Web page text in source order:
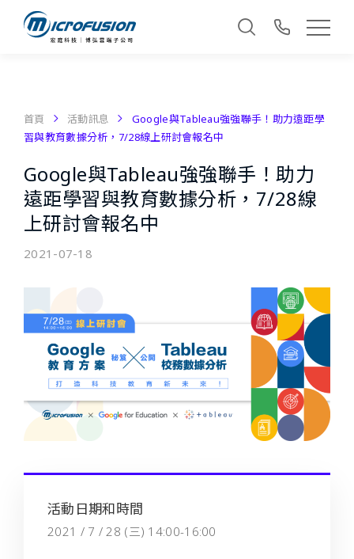
首頁 活動訊息
Google與Tableau強強聯手！助力遠距學
習與教育數據分析，7/28線上研討會報名中
Google與Tableau強強聯手！助力
遠距學習與教育數據分析，7/28線
上研討會報名中
2021-07-18
活動日期和時間
2021 / 7 / 28 (三) 14:00-16:00